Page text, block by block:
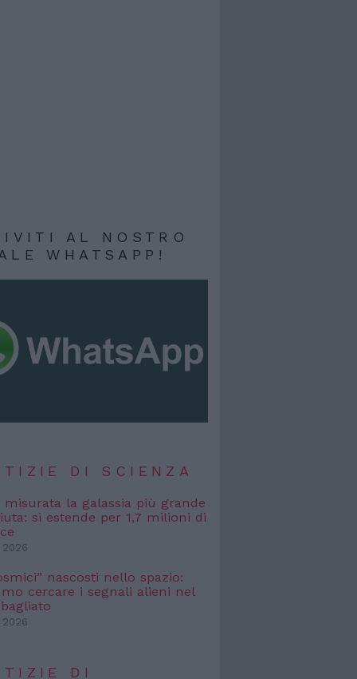
AL NOSTRO
WHATSAPP!
DI SCIENZA
misurata la galassia più grande
si estende per 1,7 milioni di
nascosti nello spazio:
cercare i segnali alieni nel
DI